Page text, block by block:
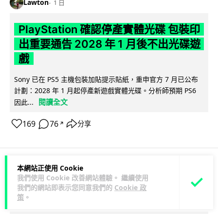
本網站正使用 Cookie
我們使用 Cookie 改善網站體驗。 繼續使用
我們的網站即表示您同意我們的 Cookie 政
策 。
Lawton 1 日
PlayStation 確認停產實體光碟 包裝印
出重要通告 2028 年 1 月後不出光碟遊
戲
Sony 已在 PS5 主機包裝加貼提示貼紙，重申官方 7 月已公布
計劃：2028 年 1 月起停產新遊戲實體光碟。分析師預期 PS6
因此...
閱讀全文
169 76 ↗ 分享
人工智能
Vin